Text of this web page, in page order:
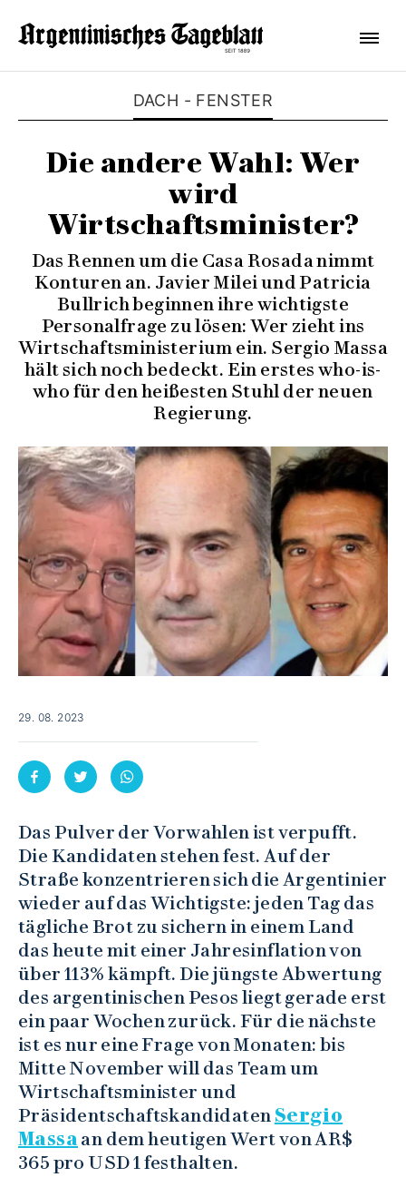
DACH - FENSTER
Die andere Wahl: Wer
wird
Wirtschaftsminister?
Das Rennen um die Casa Rosada nimmt
Konturen an. Javier Milei und Patricia
Bullrich beginnen ihre wichtigste
Personalfrage zu lösen: Wer zieht ins
Wirtschaftsministerium ein. Sergio Massa
hält sich noch bedeckt. Ein erstes who-is-
who für den heißesten Stuhl der neuen
Regierung.
29. 08. 2023
Das Pulver der Vorwahlen ist verpufft.
Die Kandidaten stehen fest. Auf der
Straße konzentrieren sich die Argentinier
wieder auf das Wichtigste: jeden Tag das
tägliche Brot zu sichern in einem Land
das heute mit einer Jahresinflation von
über 113% kämpft. Die jüngste Abwertung
des argentinischen Pesos liegt gerade erst
ein paar Wochen zurück. Für die nächste
ist es nur eine Frage von Monaten: bis
Mitte November will das Team um
Wirtschaftsminister und
Präsidentschaftskandidaten Sergio
Massaan dem heutigen Wert von AR$
365 pro USD 1 festhalten.